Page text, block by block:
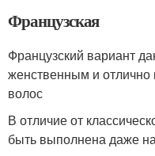
Французская
Французский вариант
женственным и
волос
В отличие от
быть выполнена даже